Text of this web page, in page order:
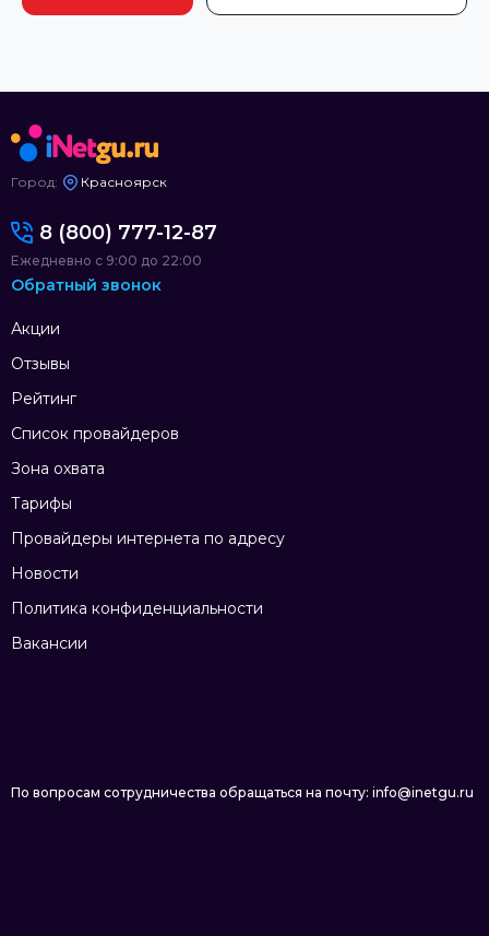
Город: Красноярск
Акции
Отзывы
Рейтинг
Список провайдеров
Зона охвата
Тарифы
Провайдеры интернета по адресу
Новости
Политика конфиденциальности
Вакансии
8 (800) 777-12-87
Ежедневно с 9:00 до 22:00
Обратный звонок
По вопросам сотрудничества обращаться на почту: info@inetgu.ru